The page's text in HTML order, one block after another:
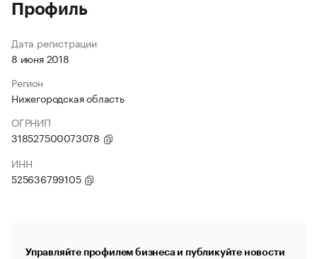
Профиль
Дата регистрации
8 июня 2018
Регион
Нижегородская область
ОГРНИП
318527500073078
ИНН
525636799105
Управляйте профилем бизнеса и публикуйте новости